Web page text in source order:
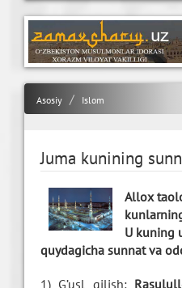
Asosiy Islom
Juma kunining
Allox
U kuning
quydagicha sunnat va
1) G’usl qilish: